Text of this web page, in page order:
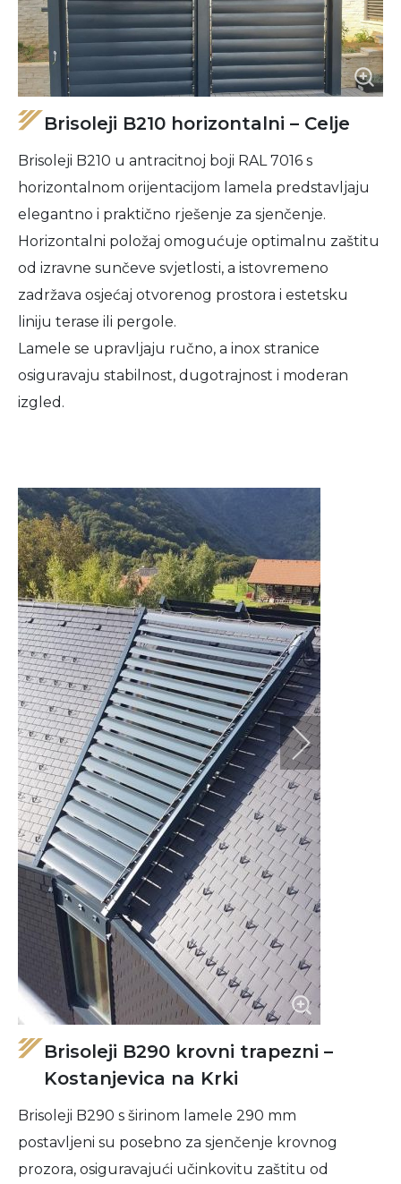
Brisoleji B210 horizontalni – Celje
Brisoleji B210 u antracitnoj boji RAL 7016 s
horizontalnom orijentacijom lamela predstavljaju
elegantno i praktično rješenje za sjenčenje.
Horizontalni položaj omogućuje optimalnu zaštitu
od izravne sunčeve svjetlosti, a istovremeno
zadržava osjećaj otvorenog prostora i estetsku
liniju terase ili pergole.
Lamele se upravljaju ručno, a inox stranice
osiguravaju stabilnost, dugotrajnost i moderan
izgled.
Brisoleji B290 krovni trapezni –
Kostanjevica na Krki
Brisoleji B290 s širinom lamele 290 mm
postavljeni su posebno za sjenčenje krovnog
prozora, osiguravajući učinkovitu zaštitu od